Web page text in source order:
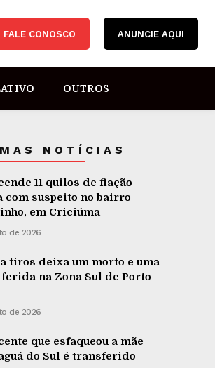
FALE CONOSCO ANUNCIE AQUI
OUTROS
NOTÍCIAS
11 quilos de fiação
com suspeito no bairro
em Criciúma
de 2026
tiros deixa um morto e uma
na Zona Sul de Porto
de 2026
que esfaqueou a mãe
do Sul é transferido